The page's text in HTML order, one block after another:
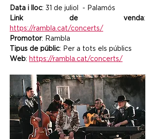
Data i lloc: 31 de juliol  - Palamós
Link de venda
https://rambla.cat/concerts/
Promotor: Rambla
Tipus de públic: Per a tots els públics
Web: https://rambla.cat/concerts/